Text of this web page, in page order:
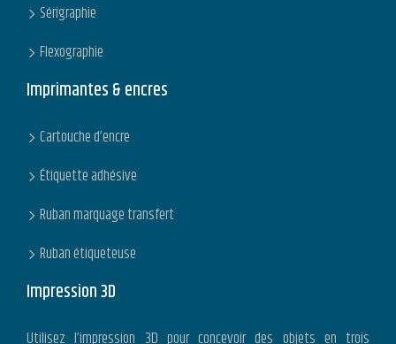
Sérigraphie
Flexographie
Imprimantes & encres
Cartouche d’encre
Étiquette adhésive
Ruban marquage transfert
Ruban étiqueteuse
Impression 3D
Utilisez l’impression 3D pour concevoir des objets en trois